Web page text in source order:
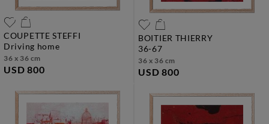
COUPETTE STEFFI
driving home
36 x 36 cm
USD 800
BOITIER THIERRY
36-67
36 x 36 cm
USD 800